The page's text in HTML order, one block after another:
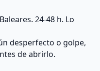
24-48 h. Lo
desperfecto o golpe,
de abrirlo.